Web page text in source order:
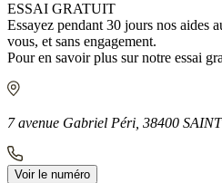
ESSAI GRATUIT
Essayez pendant 30 jours nos aides
vous, et sans engagement.
Pour en savoir plus sur notre essai
7 avenue Gabriel Péri, 38400
Voir le numéro